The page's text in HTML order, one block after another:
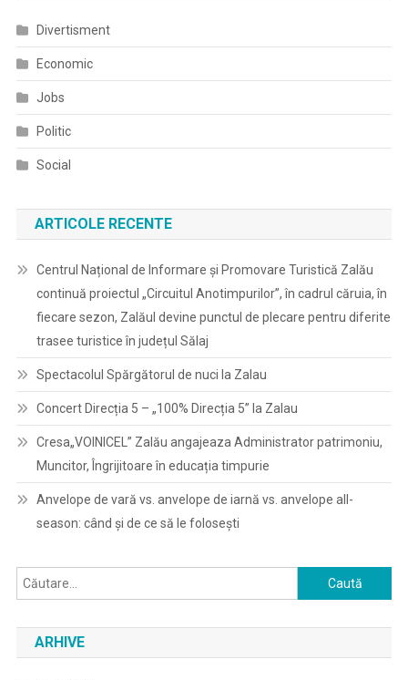
Divertisment
Economic
Jobs
Politic
Social
ARTICOLE RECENTE
Centrul Național de Informare și Promovare Turistică Zalău
continuă proiectul „Circuitul Anotimpurilor”, în cadrul căruia, în
fiecare sezon, Zalăul devine punctul de plecare pentru diferite
trasee turistice în județul Sălaj
Spectacolul Spărgătorul de nuci la Zalau
Concert Direcția 5 – „100% Direcția 5” la Zalau
Cresa„VOINICEL” Zalău angajeaza Administrator patrimoniu,
Muncitor, Îngrijitoare în educația timpurie
Anvelope de vară vs. anvelope de iarnă vs. anvelope all-
season: când și de ce să le folosești
Caută
după:
ARHIVE